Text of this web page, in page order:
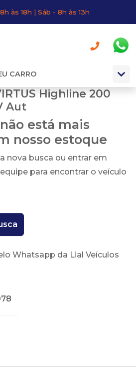
às 18h | Sáb - 8h às 13h
CARRO
Highline 200
Aut
está mais
nosso estoque
nova busca ou entrar em
para encontrar o veículo
Whatsapp da Lial Veículos